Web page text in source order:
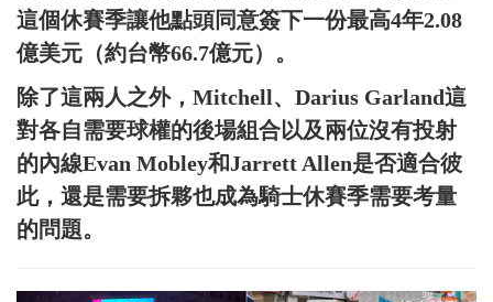
這個休賽季讓他點頭同意簽下一份最高4年2.08
億美元（約台幣66.7億元）。
除了這兩人之外，Mitchell、Darius Garland這
對各自需要球權的後場組合以及兩位沒有投射
的內線Evan Mobley和Jarrett Allen是否適合彼
此，還是需要拆夥也成為騎士休賽季需要考量
的問題。